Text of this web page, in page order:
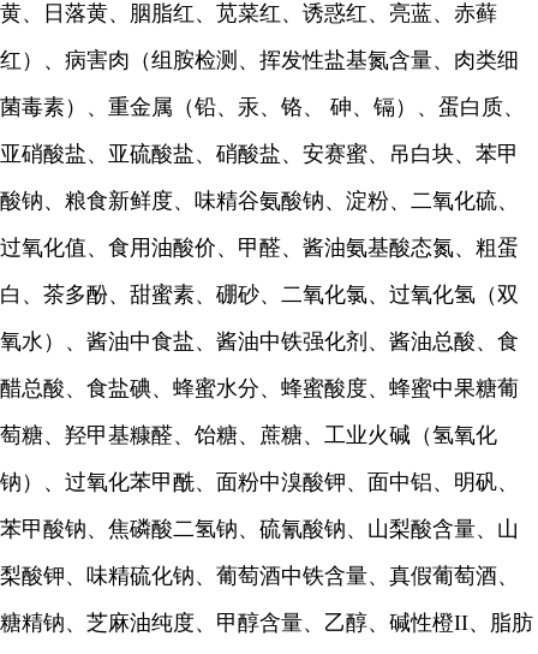
黄、日落黄、胭脂红、苋菜红、诱惑红、亮蓝、赤藓
红）、病害肉（组胺检测、挥发性盐基氮含量、肉类细
菌毒素）、重金属（铅、汞、铬、 砷、镉）、蛋白质、
亚硝酸盐、亚硫酸盐、硝酸盐、安赛蜜、吊白块、苯甲
酸钠、粮食新鲜度、味精谷氨酸钠、淀粉、二氧化硫、
过氧化值、食用油酸价、甲醛、酱油氨基酸态氮、粗蛋
白、茶多酚、甜蜜素、硼砂、二氧化氯、过氧化氢（双
氧水）、酱油中食盐、酱油中铁强化剂、酱油总酸、食
醋总酸、食盐碘、蜂蜜水分、蜂蜜酸度、蜂蜜中果糖葡
萄糖、羟甲基糠醛、饴糖、蔗糖、工业火碱（氢氧化
钠）、过氧化苯甲酰、面粉中溴酸钾、面中铝、明矾、
苯甲酸钠、焦磷酸二氢钠、硫氰酸钠、山梨酸含量、山
梨酸钾、味精硫化钠、葡萄酒中铁含量、真假葡萄酒、
糖精钠、芝麻油纯度、甲醇含量、乙醇、碱性橙II、脂肪